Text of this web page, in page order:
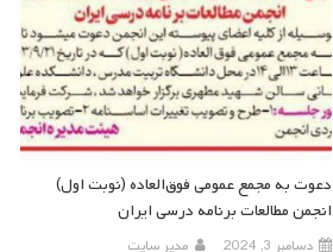
دعوت به مجمع عمومی فوق‌العاده (نوبت اول)
انجمن مطالعات برنامه درسی ایران
دسامبر 3, 2024 مدیر سایت